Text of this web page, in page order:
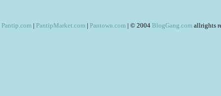
Pantip.com | PantipMarket.com | Pantown.com | © 2004 BlogGang.com allrights